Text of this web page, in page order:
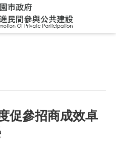
促參招商成效卓